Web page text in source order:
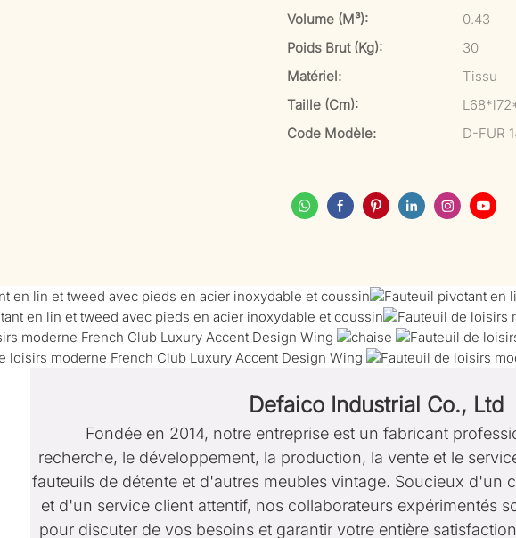
Volume (m³):
0.43
Poids Brut (kg):
30
Matériel:
Tissu
Taille (cm):
Code Modèle:
D-FUR
Defaico Industrial Co., Ltd
Fondée en 2014, notre entreprise est un fabricant
recherche, le développement, la production, la vente et le
fauteuils de détente et d'autres meubles vintage. Soucieux d'un
et d'un service client attentif, nos collaborateurs expérimentés
pour discuter de vos besoins et garantir votre entière